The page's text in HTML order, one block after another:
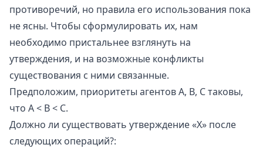
противоречий, но правила его использования пока
не ясны. Чтобы сформулировать их, нам
необходимо пристальнее взглянуть на
утверждения, и на возможные конфликты
существования с ними связанные.
Предположим, приоритеты агентов A, B, C таковы,
что A < B < C.
Должно ли существовать утверждение «X» после
следующих операций?: